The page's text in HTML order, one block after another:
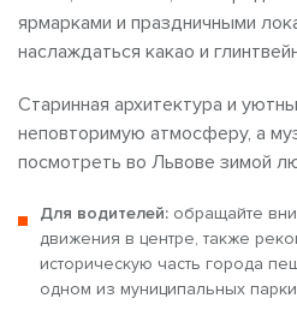
ярмарками и праздничными
наслаждаться какао и
Старинная архитектура и
неповторимую атмосферу, а
посмотреть во Львове зимой
Для водителей: обращайте
движения в центре, также
историческую часть города
одном из муниципальных